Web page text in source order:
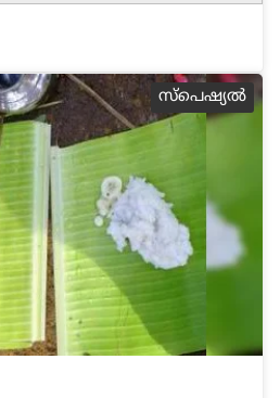
സ്പെഷ്യല്‍